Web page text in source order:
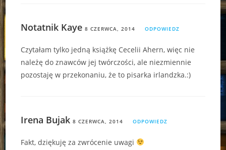
Notatnik Kaye 8 CZERWCA, 2014 ODPOWIEDZ
Czytałam tylko jedną książkę Cecelii Ahern, więc nie
należę do znawców jej twórczości, ale niezmiennie
pozostaję w przekonaniu, że to pisarka irlandzka.:)
Irena Bujak 8 CZERWCA, 2014 ODPOWIEDZ
Fakt, dziękuję za zwrócenie uwagi